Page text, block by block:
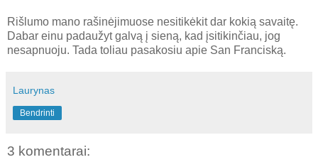
Rišlumo mano rašinėjimuose nesitikėkit dar kokią savaitę.
Dabar einu padaužyt galvą į sieną, kad įsitikinčiau, jog
nesapnuoju. Tada toliau pasakosiu apie San Franciską.
Laurynas
Bendrinti
3 komentarai: